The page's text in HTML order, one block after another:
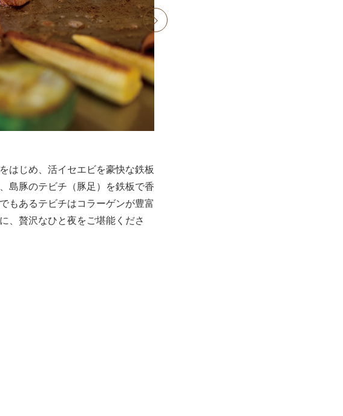
next
はじめ、活イセエビを豪快な鉄板
島豚のテビチ（豚足）を鉄板で香
もあるテビチはコラーゲンが豊富
、贅沢なひと夜をご堪能くださ